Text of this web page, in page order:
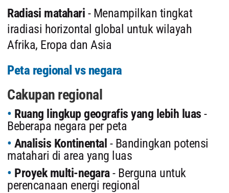
Radiasi matahari - Menampilkan tingkat
iradiasi horizontal global untuk wilayah
Afrika, Eropa dan Asia
Peta regional vs negara
Cakupan regional
Ruang lingkup geografis yang lebih luas -
Beberapa negara per peta
Analisis Kontinental - Bandingkan potensi
matahari di area yang luas
Proyek multi-negara- Berguna untuk
perencanaan energi regional